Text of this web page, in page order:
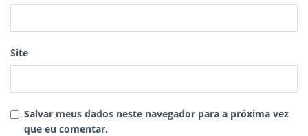
Site
Salvar meus dados neste navegador para a próxima vez
que eu comentar.